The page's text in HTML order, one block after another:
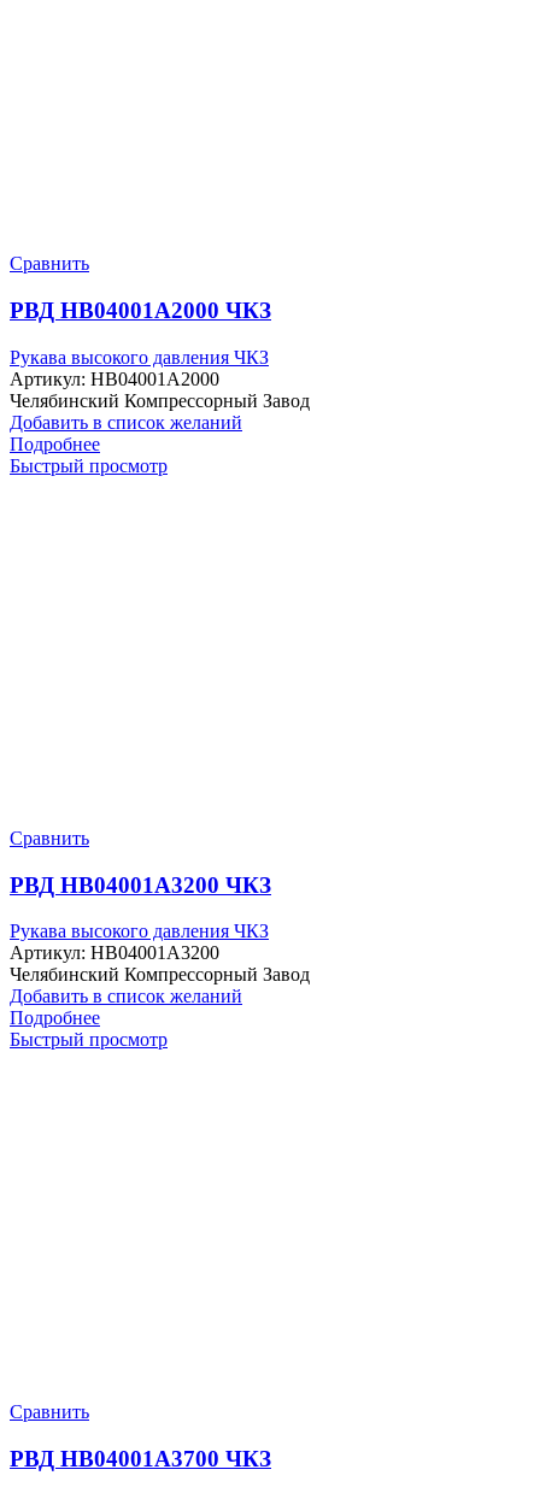
Сравнить
РВД HB04001A2000 ЧКЗ
Рукава высокого давления ЧКЗ
Артикул: HB04001A2000
Челябинский Компрессорный Завод
Добавить в список желаний
Подробнее
Быстрый просмотр
Сравнить
РВД HB04001A3200 ЧКЗ
Рукава высокого давления ЧКЗ
Артикул: HB04001A3200
Челябинский Компрессорный Завод
Добавить в список желаний
Подробнее
Быстрый просмотр
Сравнить
РВД HB04001A3700 ЧКЗ